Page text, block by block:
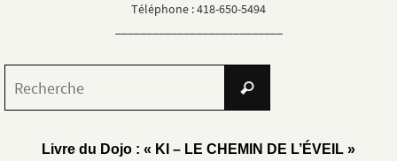
Téléphone : 418-650-5494
Recherche
Livre du Dojo : « KI – LE CHEMIN DE L’ÉVEIL »